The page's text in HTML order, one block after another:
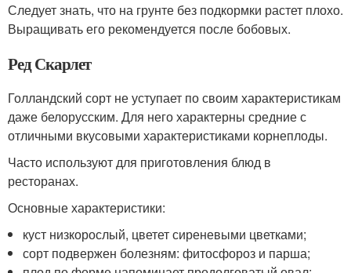
Следует знать, что на грунте без подкормки растет плохо.
Выращивать его рекомендуется после бобовых.
Ред Скарлет
Голландский сорт не уступает по своим характеристикам
даже белорусским. Для него характерны средние с
отличными вкусовыми характеристиками корнеплоды.
Часто используют для приготовления блюд в
ресторанах.
Основные характеристики:
куст низкорослый, цветет сиреневыми цветками;
сорт подвержен болезням: фитосфороз и парша;